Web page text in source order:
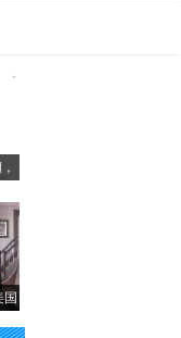
工
关注
国